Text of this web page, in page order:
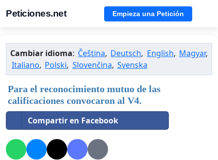
Peticiones.net Empieza una Petición
Cambiar idioma: Čeština, Deutsch, English, Magyar,
Italiano, Polski, Slovenčina, Svenska
Para el reconocimiento mutuo de las
calificaciones convocaron al V4.
Compartir en Facebook